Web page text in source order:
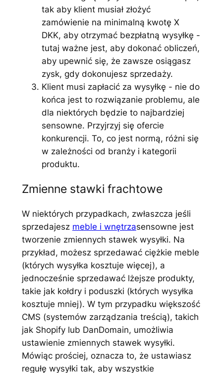
tak aby klient musiał złożyć
zamówienie na minimalną kwotę X
DKK, aby otrzymać bezpłatną wysyłkę -
tutaj ważne jest, aby dokonać obliczeń,
aby upewnić się, że zawsze osiągasz
zysk, gdy dokonujesz sprzedaży.
Klient musi zapłacić za wysyłkę - nie do
końca jest to rozwiązanie problemu, ale
dla niektórych będzie to najbardziej
sensowne. Przyjrzyj się ofercie
konkurencji. To, co jest normą, różni się
w zależności od branży i kategorii
produktu.
Zmienne stawki frachtowe
W niektórych przypadkach, zwłaszcza jeśli
sprzedajesz meble i wnętrzasensowne jest
tworzenie zmiennych stawek wysyłki. Na
przykład, możesz sprzedawać ciężkie meble
(których wysyłka kosztuje więcej), a
jednocześnie sprzedawać lżejsze produkty,
takie jak kołdry i poduszki (których wysyłka
kosztuje mniej). W tym przypadku większość
CMS (systemów zarządzania treścią), takich
jak Shopify lub DanDomain, umożliwia
ustawienie zmiennych stawek wysyłki.
Mówiąc prościej, oznacza to, że ustawiasz
regułę wysyłki tak, aby wszystkie